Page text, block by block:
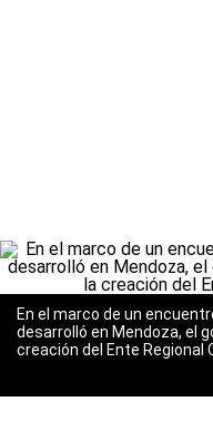
En el marco de un
desarrolló en Mendoza, el
creación del Ente Regional